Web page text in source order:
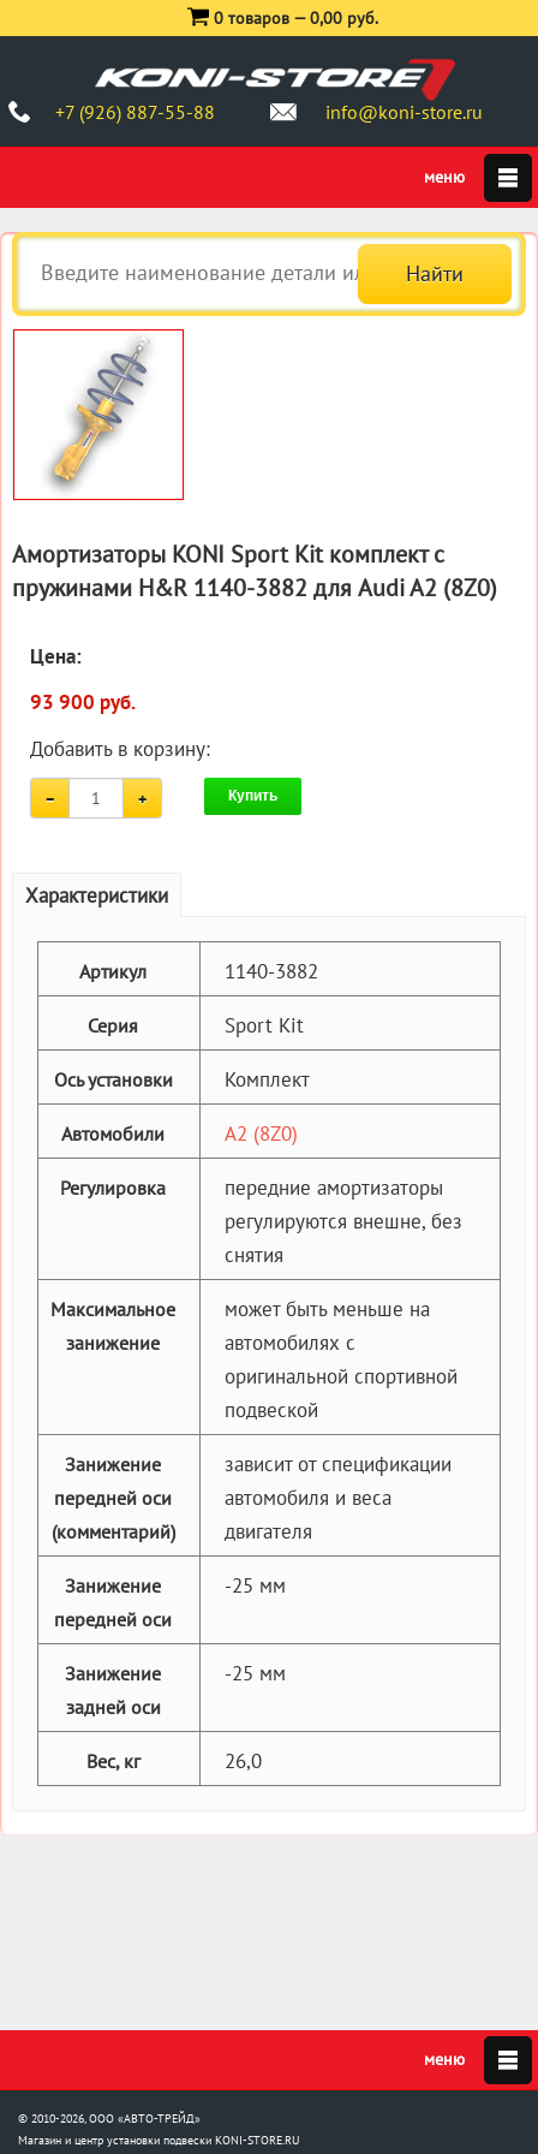
+7 (926) 887-55-88 info@koni-store.ru
0 товаров —0,00 руб.
Амортизаторы KONI Sport Kit комплект c
пружинами H&R 1140-3882 для Audi A2 (8Z0)
Цена:
93 900 руб.
Добавить в корзину:
Купить
Характеристики
Артикул 1140-3882
Серия Sport Kit
Ось установки Комплект
Автомобили A2 (8Z0)
Регулировка
передние амортизаторы
регулируются внешне, без
снятия
Максимальное
занижение
может быть меньше на
автомобилях с
оригинальной спортивной
подвеской
Занижение
передней оси
(комментарий)
зависит от спецификации
автомобиля и веса
двигателя
Занижение
передней оси
-25 мм
Занижение
задней оси
-25 мм
Вес, кг 26,0
© 2010-2026, ООО «АВТО-ТРЕЙД»
Магазин и центр установки подвески KONI-STORE.RU